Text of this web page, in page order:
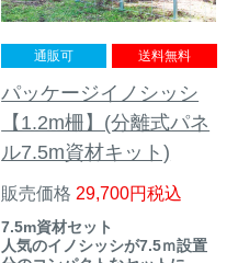
通販可 送料無料
パッケージイノシッシ
【1.2m柵】(分離式パネ
ル7.5m資材キット)
販売価格 29,700 税込
7.5m資材セット
人気のイノシッシが7.5ｍ設置